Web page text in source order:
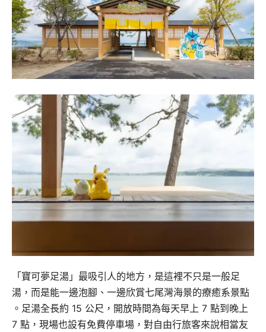
「寶可夢足湯」最吸引人的地方，是這裡不只是一般足
湯，而是能一邊泡腳、一邊欣賞七尾灣海景的療癒系景點
。足湯全長約 15 公尺，開放時間為每天早上 7 點到晚上
7 點，現場也設有免費停車場，對自由行旅客來說相當友